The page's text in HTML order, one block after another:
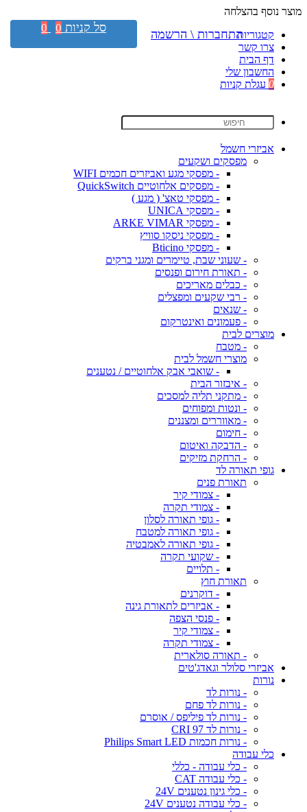
מוצר נוסף בהצלחה
קטגוריות
צרו קשר
דף הבית
החשבון שלי
0 עגלת קניות
אביזרי חשמל
מפסקים ושקעים
- מפסקי מגע ואביזרים חכמים WIFI
- מפסקים אלחוטיים QuickSwitch
- מפסקי טאצ' ( מגע )
- מפסקי UNICA
- מפסקי ARKE VIMAR
- מפסקי ניסקו סוויץ
- מפסקי Bticino
- שעוני שבת, טיימרים ומגני ברקים
- תאורת חירום ופנסים
- כבלים מאריכים
- רבי שקעים ומפצלים
- שנאים
- פעמונים ואינטרקום
מוצרים לבית
- מטבח
מוצרי חשמל לבית
- שואבי אבק אלחוטיים / נטענים
- איבזור הבית
- מתקני תליה למסכים
- ונטות ומפוחים
- מאווררים ומצננים
- חימום
- הדבקה ואיטום
- הרחקת מזיקים
גופי תאורה לד
תאורת פנים
- צמודי קיר
- צמודי תקרה
- גופי תאורה לסלון
- גופי תאורה למטבח
- גופי תאורה לאמבטיה
- שקועי תקרה
- תלויים
תאורת חוץ
- דוקרנים
- אביזרים לתאורת גינה
- פנסי הצפה
- צמודי קיר
- צמודי תקרה
- תאורה סולארית
אביזרי סלולר וגאדג'טים
נורות
- נורות לד
- נורות לד פחם
- נורות לד פיליפס / אוסרם
- נורות לד CRI 97
- נורות חכמות Philips Smart LED
כלי עבודה
- כלי עבודה - כללי
- כלי עבודה CAT
- כלי גינון נטענים 24V
- כלי עבודה נטענים 24V
התחברות \ הרשמה סל קניות 0
0